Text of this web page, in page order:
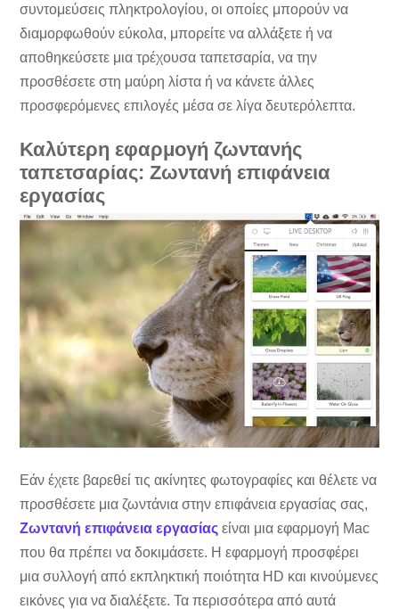
συντομεύσεις πληκτρολογίου, οι οποίες μπορούν να
διαμορφωθούν εύκολα, μπορείτε να αλλάξετε ή να
αποθηκεύσετε μια τρέχουσα ταπετσαρία, να την
προσθέσετε στη μαύρη λίστα ή να κάνετε άλλες
προσφερόμενες επιλογές μέσα σε λίγα δευτερόλεπτα.
Καλύτερη εφαρμογή ζωντανής
ταπετσαρίας: Ζωντανή επιφάνεια
εργασίας
Εάν έχετε βαρεθεί τις ακίνητες φωτογραφίες και θέλετε να
προσθέσετε μια ζωντάνια στην επιφάνεια εργασίας σας,
Ζωντανή επιφάνεια εργασίας είναι μια εφαρμογή Mac
που θα πρέπει να δοκιμάσετε. Η εφαρμογή προσφέρει
μια συλλογή από εκπληκτική ποιότητα HD και κινούμενες
εικόνες για να διαλέξετε. Τα περισσότερα από αυτά